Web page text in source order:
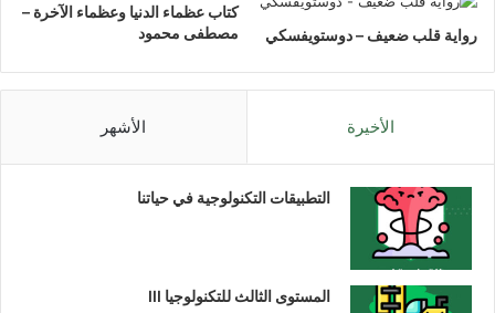
رواية قلب ضعيف – دوستويفسكي
كتاب عظماء الدنيا وعظماء الآخرة –
مصطفى محمود
الأخيرة الأشهر
التطبيقات التكنولوجية في حياتنا
المستوى الثالث للتكنولوجيا III